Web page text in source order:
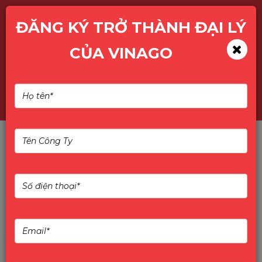
Giới thiệu
– Thương hiệu điện tử tiêu
dùng huyền thoại trở lại
mạnh mẽ
ĐĂNG KÝ TRỞ THÀNH ĐẠI LÝ
CỦA VINAGO